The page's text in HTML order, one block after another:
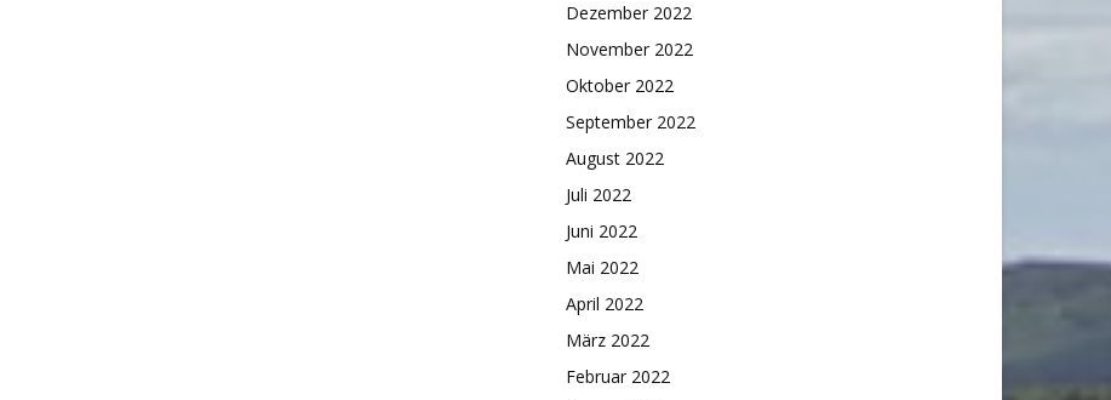
Dezember 2022
November 2022
Oktober 2022
September 2022
August 2022
Juli 2022
Juni 2022
Mai 2022
April 2022
März 2022
Februar 2022